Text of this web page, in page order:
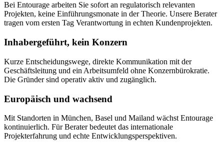
Bei Entourage arbeiten Sie sofort an regulatorisch relevanten
Projekten, keine Einführungsmonate in der Theorie. Unsere Berater
tragen vom ersten Tag Verantwortung in echten Kundenprojekten.
Inhabergeführt, kein Konzern
Kurze Entscheidungswege, direkte Kommunikation mit der
Geschäftsleitung und ein Arbeitsumfeld ohne Konzernbürokratie.
Die Gründer sind operativ aktiv und zugänglich.
Europäisch und wachsend
Mit Standorten in München, Basel und Mailand wächst Entourage
kontinuierlich. Für Berater bedeutet das internationale
Projekterfahrung und echte Entwicklungsperspektiven.